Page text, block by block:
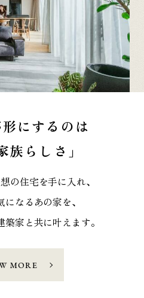
にするのは
族らしさ」
の住宅を手に入れ、
なるあの家を、
家と共に叶えます。
MORE